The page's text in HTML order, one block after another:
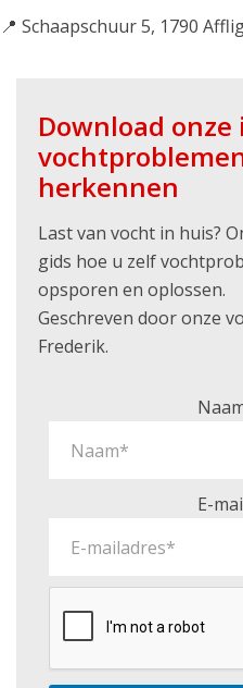
📍 Schaapschuur 5, 1790
Download
herkennen
Last van vocht in huis?
gids hoe u zelf
opsporen en oplossen.
Geschreven door onze
Frederik.
E-